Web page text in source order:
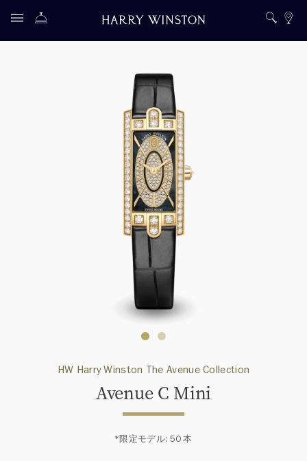
HW Harry Winston The Avenue Collection
Avenue C Mini
*限定モデル: 50 本